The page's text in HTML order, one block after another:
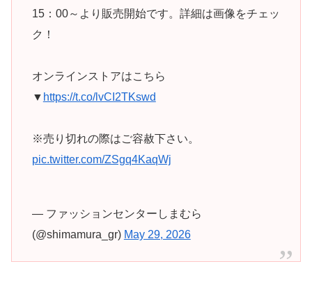
15：00～より販売開始です。詳細は画像をチェッ
ク！
オンラインストアはこちら
▼ https://t.co/lvCI2TKswd
※売り切れの際はご容赦下さい。
pic.twitter.com/ZSgq4KaqWj
— ファッションセンターしまむら
(@shimamura_gr) May 29, 2026